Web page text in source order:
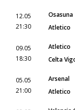
12.05
21:30
Osasuna
Atletico
09.05
18:30
Atletico
Celta
05.05
21:00
Arsenal
Atletico